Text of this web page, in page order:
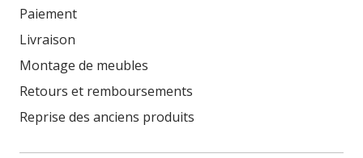
Paiement
Livraison
Montage de meubles
Retours et remboursements
Reprise des anciens produits